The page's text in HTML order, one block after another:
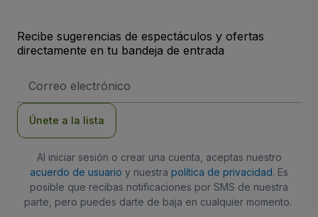
Recibe sugerencias de espectáculos y ofertas
directamente en tu bandeja de entrada
de
Únete a la lista
Al iniciar sesión o crear una cuenta, aceptas nuestro
acuerdo de usuario y nuestra política de privacidad. Es
posible que recibas notificaciones por SMS de nuestra
parte, pero puedes darte de baja en cualquier momento.